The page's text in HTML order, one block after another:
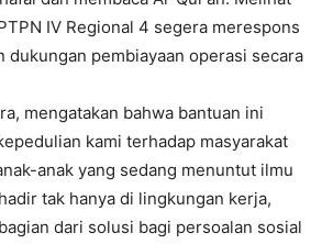
IV Regional 4 segera merespons
dukungan pembiayaan operasi secara
mengatakan bahwa bantuan ini
kami terhadap masyarakat
anak yang sedang menuntut ilmu
tak hanya di lingkungan kerja,
dari solusi bagi persoalan sosial